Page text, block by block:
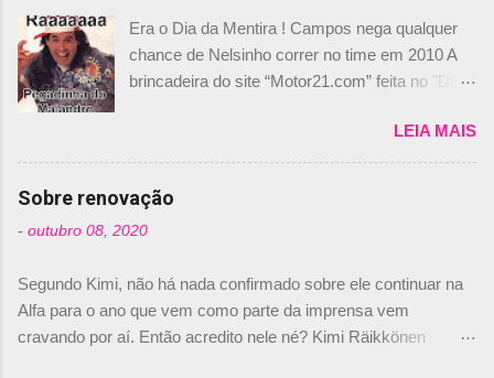
r
i
o
Era o Dia da Mentira ! Campos nega qualquer
chance de Nelsinho correr no time em 2010 A
brincadeira do site “Motor21.com” feita no "Día
de abril –, afirmando que Nelson Piquet havia
comprado 15% das ações da Campos, dando,
com isso, um lugar no time a Nelsinho Piquet,
foi esclarecida de uma vez por todas por
Daniele Audetto, diretor da escuderia. O
não será o companheiro de Bruno Senna em
2010. "Na verdade, nós recebemos uma oferta
de Piquet", admitiu Audetto. “Mas depois de ter
LEIA MAIS
Sobre renovação
- outubro 08, 2020
Segundo Kimi, não há nada confirmado sobre ele continuar na
Alfa para o ano que vem como parte da imprensa vem
cravando por aí. Então acredito nele né? Kimi Räikkönen